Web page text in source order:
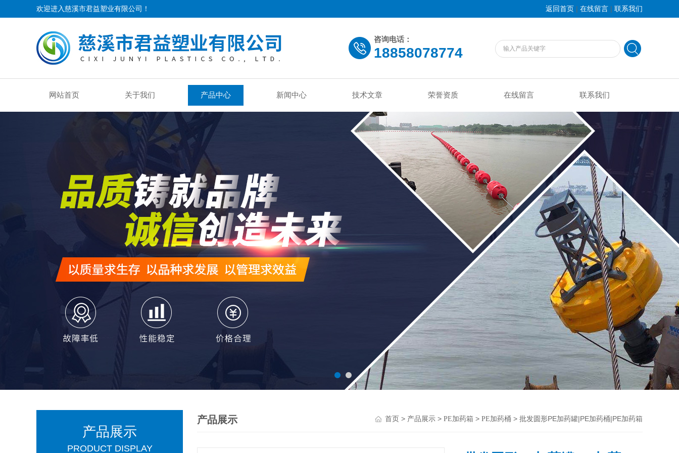
欢迎进入慈溪市君益塑业有限公司！ 返回首页 | 在线留言 | 联系我们
咨询电话：
18858078774
网站首页 关于我们 产品中心 新闻中心 技术文章 荣誉资质 在线留言 联系我们
产品展示
PRODUCT DISPLAY
产品展示 首页 > 产品展示 > PE加药箱 > PE加药桶 > 批发圆形PE加药罐|PE加药桶|PE加药箱